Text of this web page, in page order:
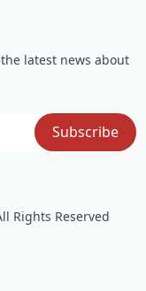
latest news about
Rights Reserved